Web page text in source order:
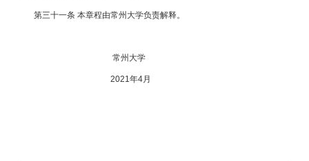
第三十一条 本章程由常州大学负责解释。
常州大学
2021年4月